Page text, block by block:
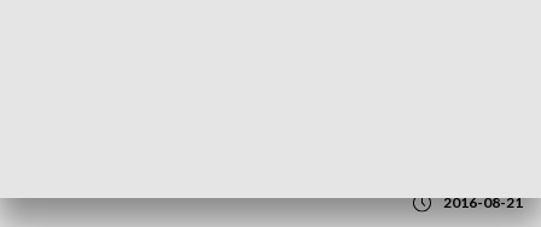
2016-08-21